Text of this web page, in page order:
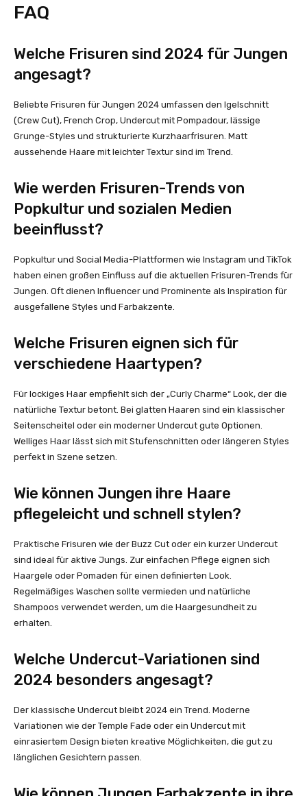
FAQ
Welche Frisuren sind 2024 für Jungen
angesagt?
Beliebte Frisuren für Jungen 2024 umfassen den Igelschnitt
(Crew Cut), French Crop, Undercut mit Pompadour, lässige
Grunge-Styles und strukturierte Kurzhaarfrisuren. Matt
aussehende Haare mit leichter Textur sind im Trend.
Wie werden Frisuren-Trends von
Popkultur und sozialen Medien
beeinflusst?
Popkultur und Social Media-Plattformen wie Instagram und TikTok
haben einen großen Einfluss auf die aktuellen Frisuren-Trends für
Jungen. Oft dienen Influencer und Prominente als Inspiration für
ausgefallene Styles und Farbakzente.
Welche Frisuren eignen sich für
verschiedene Haartypen?
Für lockiges Haar empfiehlt sich der „Curly Charme“ Look, der die
natürliche Textur betont. Bei glatten Haaren sind ein klassischer
Seitenscheitel oder ein moderner Undercut gute Optionen.
Welliges Haar lässt sich mit Stufenschnitten oder längeren Styles
perfekt in Szene setzen.
Wie können Jungen ihre Haare
pflegeleicht und schnell stylen?
Praktische Frisuren wie der Buzz Cut oder ein kurzer Undercut
sind ideal für aktive Jungs. Zur einfachen Pflege eignen sich
Haargele oder Pomaden für einen definierten Look.
Regelmäßiges Waschen sollte vermieden und natürliche
Shampoos verwendet werden, um die Haargesundheit zu
erhalten.
Welche Undercut-Variationen sind
2024 besonders angesagt?
Der klassische Undercut bleibt 2024 ein Trend. Moderne
Variationen wie der Temple Fade oder ein Undercut mit
einrasiertem Design bieten kreative Möglichkeiten, die gut zu
länglichen Gesichtern passen.